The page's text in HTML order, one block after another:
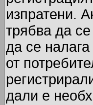
изпратени.
трябва да
да се
от
дали е